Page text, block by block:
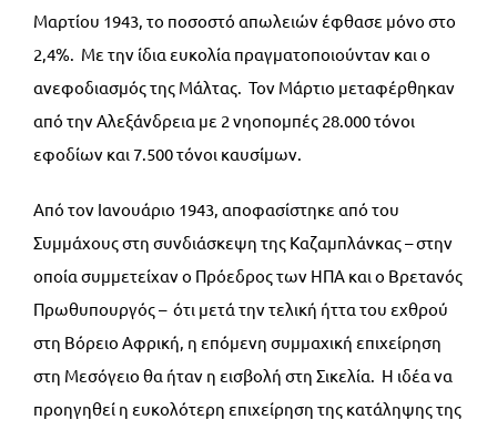
Μαρτίου 1943, το ποσοστό απωλειών έφθασε μόνο στο
2,4%. Με την ίδια ευκολία πραγματοποιούνταν και ο
ανεφοδιασμός της Μάλτας. Τον Μάρτιο μεταφέρθηκαν
από την Αλεξάνδρεια με 2 νηοπομπές 28.000 τόνοι
εφοδίων και 7.500 τόνοι καυσίμων.
Από τον Ιανουάριο 1943, αποφασίστηκε από του
Συμμάχους στη συνδιάσκεψη της Καζαμπλάνκας – στην
οποία συμμετείχαν ο Πρόεδρος των ΗΠΑ και ο Βρετανός
Πρωθυπουργός – ότι μετά την τελική ήττα του εχθρού
στη Βόρειο Αφρική, η επόμενη συμμαχική επιχείρηση
στη Μεσόγειο θα ήταν η εισβολή στη Σικελία. Η ιδέα να
προηγηθεί η ευκολότερη επιχείρηση της κατάληψης της